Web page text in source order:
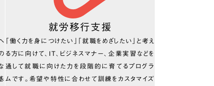
就労移行支援
「働く力を身につけたい」「就職をめざしたい」と考え
る方に向けて、IT、ビジネスマナー、企業実習などを
通して就職に向けた力を段階的に育てるプログラ
ムです。希望や特性に合わせて訓練をカスタマイズ